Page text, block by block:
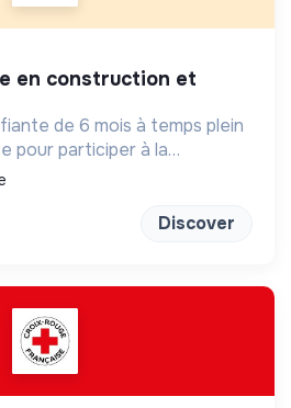
de 6 mois à temps plein
pour participer à la
de bâtiments
Discover